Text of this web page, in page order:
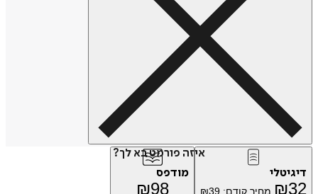
איזה פורמט בא לך?
דיגיטלי
₪32 מחיר קודם: ₪39
מודפס
₪98